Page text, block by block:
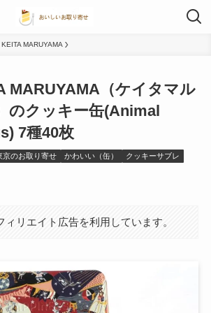
KEITA MARUYAMA
MARUYAMA（ケイタマル
のクッキー缶(Animal
7種40枚
京のお取り寄せ かわいい（缶）
クッキーサブレ
ィリエイト広告を利用しています。